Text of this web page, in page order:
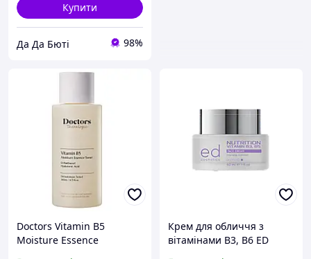
Купити
Да Да Бюті 98%
Doctors Vitamin B5
Moisture Essence
Крем для обличчя з
вітамінами B3, B6 ED